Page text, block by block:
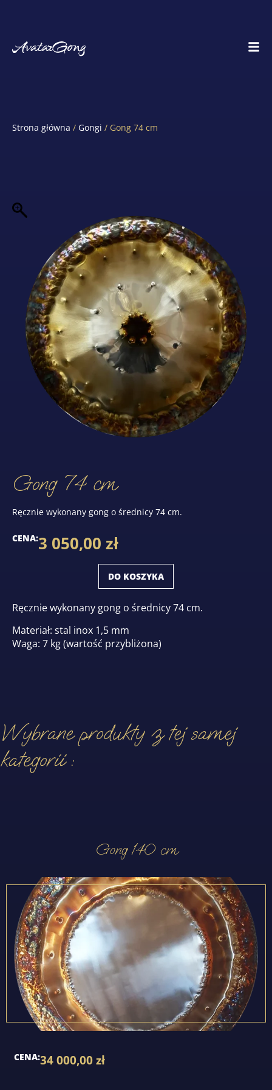
Strona główna / Gongi / Gong 74 cm
Gong 74 cm
Ręcznie wykonany gong o średnicy 74 cm.
CENA:3 050,00 zł
DO KOSZYKA
Ręcznie wykonany gong o średnicy 74 cm.
Materiał: stal inox 1,5 mm
Waga: 7 kg (wartość przybliżona)
Wybrane produkty z tej samej
kategorii :
Gong 140 cm
CENA:34 000,00zł